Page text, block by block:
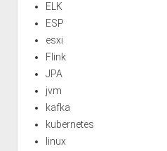
ELK
ESP
esxi
Flink
JPA
jvm
kafka
kubernetes
linux